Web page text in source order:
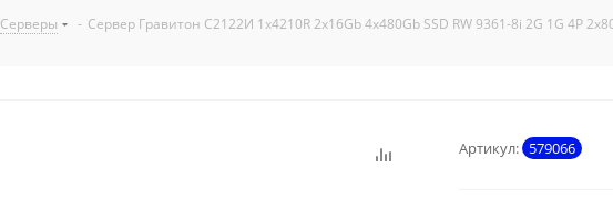
Серверы - Сервер Гравитон С2122И 1x4210R 2x16Gb 4x480Gb SSD RW 9361-8i 2G 1G 4P
Артикул: 579066